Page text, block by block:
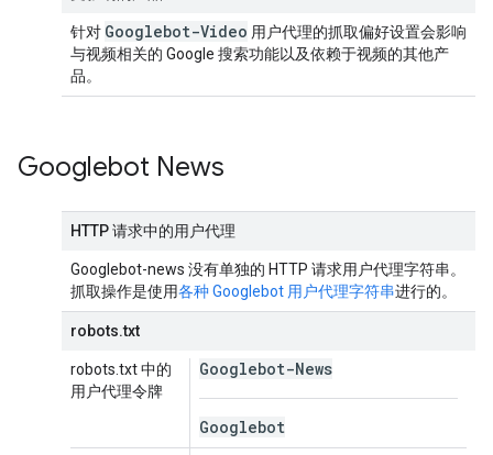
针对 Googlebot-Video 用户代理的抓取偏好设置会影响
与视频相关的 Google 搜索功能以及依赖于视频的其他产
品。
Googlebot News
HTTP 请求中的用户代理
Googlebot-news 没有单独的 HTTP 请求用户代理字符串。
抓取操作是使用各种 Googlebot 用户代理字符串进行的。
robots.txt
robots.txt 中的
用户代理令牌
Googlebot-News
Googlebot